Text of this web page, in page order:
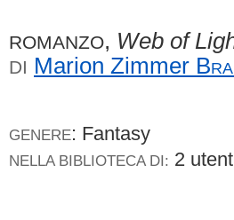
ROMANZO, Web of
DI Marion Zimmer
GENERE: Fantasy
NELLA BIBLIOTECA DI: 2